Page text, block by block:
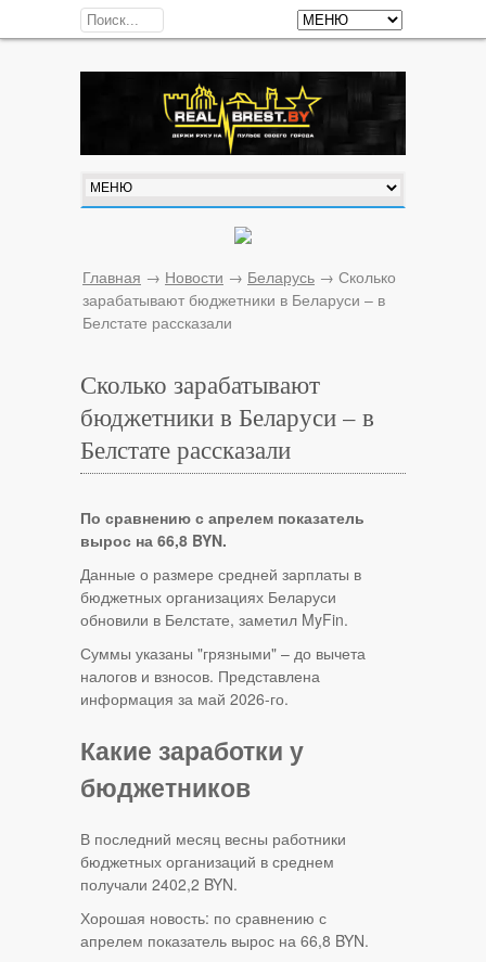
Главная → Новости → Беларусь → Сколько
зарабатывают бюджетники в Беларуси – в
Белстате рассказали
Сколько зарабатывают
бюджетники в Беларуси – в
Белстате рассказали
По сравнению с апрелем показатель
вырос на 66,8 BYN.
Данные о размере средней зарплаты в
бюджетных организациях Беларуси
обновили в Белстате, заметил MyFin.
Суммы указаны "грязными" – до вычета
налогов и взносов. Представлена
информация за май 2026-го.
Какие заработки у
бюджетников
В последний месяц весны работники
бюджетных организаций в среднем
получали 2402,2 BYN.
Хорошая новость: по сравнению с
апрелем показатель вырос на 66,8 BYN.